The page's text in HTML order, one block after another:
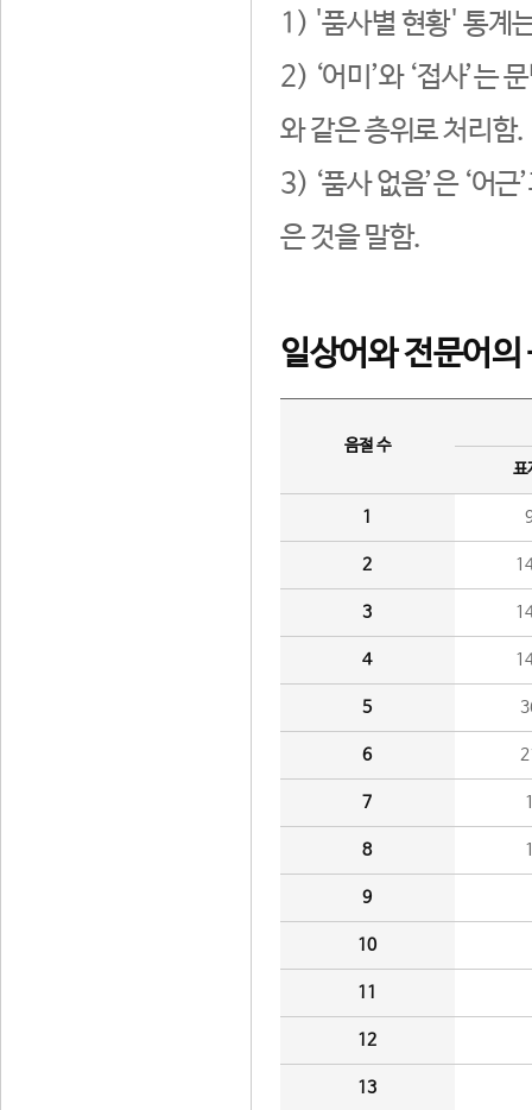
1) '품사별 현황' 통계
2) ‘어미’와 ‘접사’는
와 같은 층위로 처리함.
3) ‘품사 없음’은 ‘어
은 것을 말함.
일상어와 전문어의
음절 수
표
1
2
3
4
5
6
7
8
9
10
11
12
13